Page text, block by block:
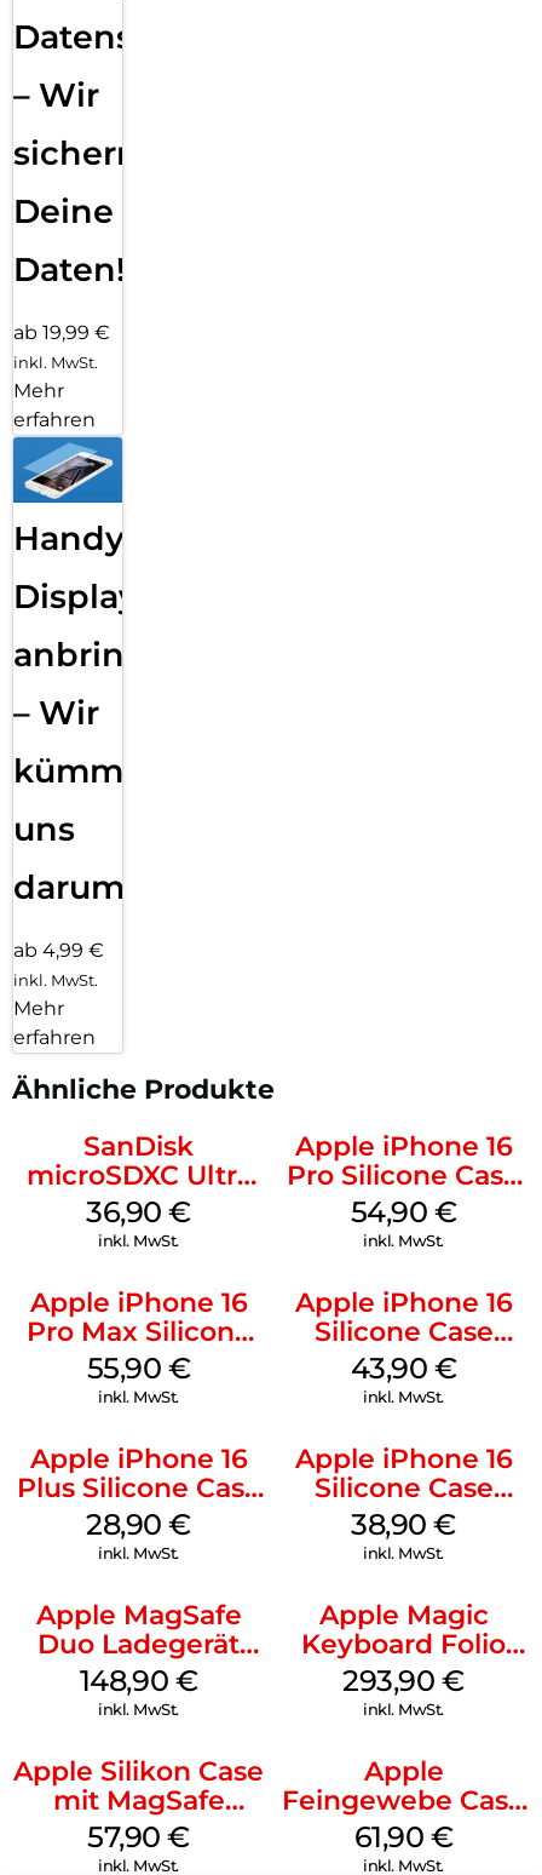
Datensicherung
– Wir
sichern
Deine
Daten!
ab 19,99 €
inkl. MwSt.
Mehr
erfahren
Handy
Displayfolie
anbringen
– Wir
kümmern
uns
darum!
ab 4,99 €
inkl. MwSt.
Mehr
erfahren
Ähnliche Produkte
SanDisk
microSDXC Ultra
128 GB + Adapter
Mobile
36,90€
inkl. MwSt.
Apple iPhone 16
Pro Silicone Case
MagSafe Black
54,90 €
inkl. MwSt.
Apple iPhone 16
Pro Max Silicone
Case MagSafe
Stone Gray
55,90 €
inkl. MwSt.
Apple iPhone 16
Silicone Case
MagSafe Plum
43,90 €
inkl. MwSt.
Apple iPhone 16
Plus Silicone Case
MagSafe Black
28,90€
inkl. MwSt.
Apple iPhone 16
Silicone Case
MagSafe
Ultramarine
38,90€
inkl. MwSt.
Apple MagSafe
Duo Ladegerät
Weiß
148,90 €
inkl. MwSt.
Apple Magic
Keyboard Folio
iPad 10.9″ (10.Gen.)
Weiß
293,90€
inkl. MwSt.
Apple Silikon Case
mit MagSafe
iPhone 14 Pro
(PRODUCT)RED
57,90€
inkl. MwSt.
Apple
Feingewebe Case
iPhone 15 Pro
MagSafe Schwarz
61,90 €
inkl. MwSt.